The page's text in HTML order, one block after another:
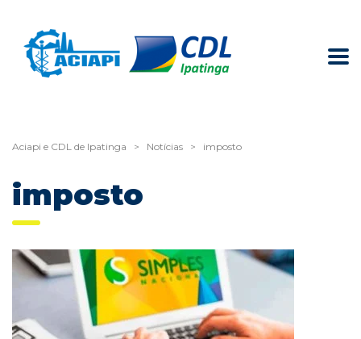
Aciapi e CDL de Ipatinga > Notícias > imposto
imposto